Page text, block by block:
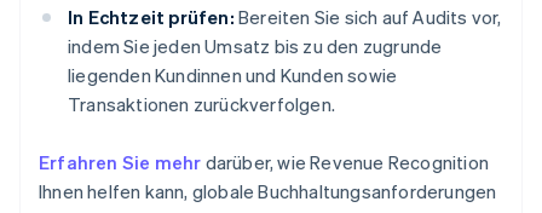
In Echtzeit prüfen: Bereiten Sie sich auf Audits vor,
indem Sie jeden Umsatz bis zu den zugrunde
liegenden Kundinnen und Kunden sowie
Transaktionen zurückverfolgen.
Erfahren Sie mehr darüber, wie Revenue Recognition
Ihnen helfen kann, globale Buchhaltungsanforderungen